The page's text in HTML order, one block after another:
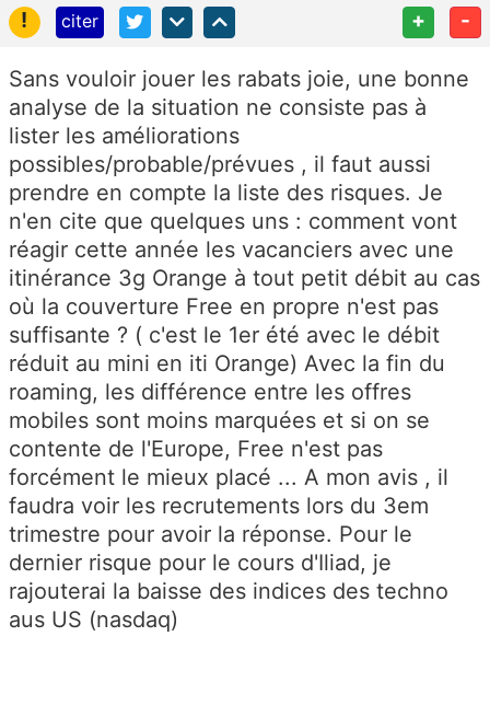
!
citer + -
Sans vouloir jouer les rabats joie, une bonne
analyse de la situation ne consiste pas à
lister les améliorations
possibles/probable/prévues , il faut aussi
prendre en compte la liste des risques. Je
n'en cite que quelques uns : comment vont
réagir cette année les vacanciers avec une
itinérance 3g Orange à tout petit débit au cas
où la couverture Free en propre n'est pas
suffisante ? ( c'est le 1er été avec le débit
réduit au mini en iti Orange) Avec la fin du
roaming, les différence entre les offres
mobiles sont moins marquées et si on se
contente de l'Europe, Free n'est pas
forcément le mieux placé ... A mon avis , il
faudra voir les recrutements lors du 3em
trimestre pour avoir la réponse. Pour le
dernier risque pour le cours d'Iliad, je
rajouterai la baisse des indices des techno
aus US (nasdaq)